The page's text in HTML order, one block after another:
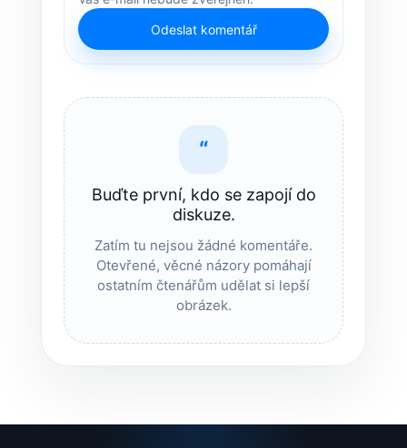
Odeslat komentář
“
Buďte první, kdo se zapojí do
diskuze.
Zatím tu nejsou žádné komentáře.
Otevřené, věcné názory pomáhají
ostatním čtenářům udělat si lepší
obrázek.